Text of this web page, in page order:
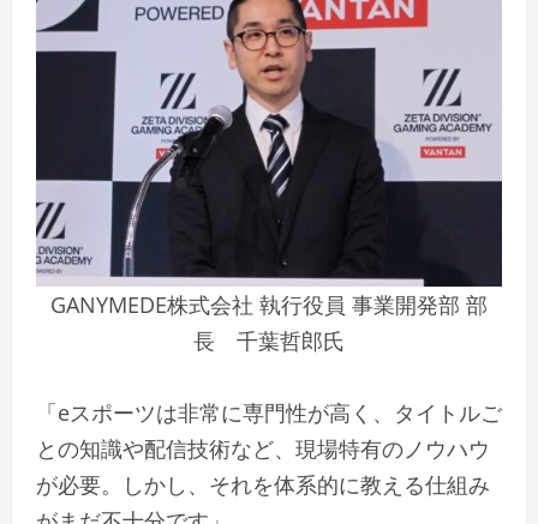
GANYMEDE株式会社 執行役員 事業開発部 部
長 千葉哲郎氏
「eスポーツは非常に専門性が高く、タイトルご
との知識や配信技術など、現場特有のノウハウ
が必要。しかし、それを体系的に教える仕組み